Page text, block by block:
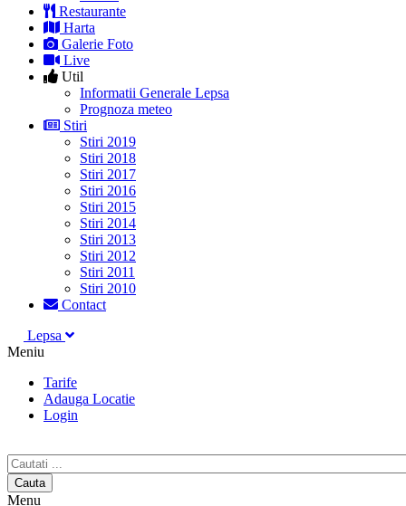
Restaurante
Harta
Galerie Foto
Live
Util
Informatii Generale Lepsa
Prognoza meteo
Stiri
Stiri 2019
Stiri 2018
Stiri 2017
Stiri 2016
Stiri 2015
Stiri 2014
Stiri 2013
Stiri 2012
Stiri 2011
Stiri 2010
Contact
Lepsa
Meniu
Tarife
Adauga Locatie
Login
Menu